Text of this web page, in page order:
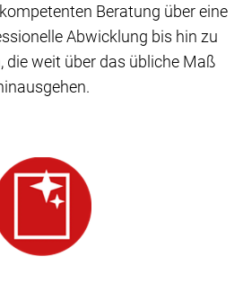
Beratung über eine
Abwicklung bis hin zu
die weit über das übliche Maß